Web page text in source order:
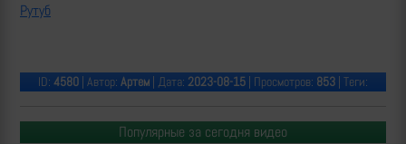
Рутуб
ID: 4580 | Автор: Артем | Дата: 2023-08-15 | Просмотров: 853 | Теги:
Популярные за сегодня видео